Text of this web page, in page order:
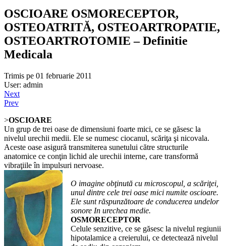
OSCIOARE OSMORECEPTOR,
OSTEOATRITĂ, OSTEOARTROPATIE,
OSTEOARTROTOMIE – Definitie
Medicala
Trimis pe 01 februarie 2011
User: admin
Next
Prev
>OSCIOARE
Un grup de trei oase de dimensiuni foarte mici, ce se găsesc la
nivelul urechii medii. Ele se numesc cio­canul, scăriţa şi nicovala.
Aceste oase asigură transmiterea sune­tului către structurile
anatomice ce conţin lichid ale urechii interne, care transformă
vibraţiile în impul­suri nervoase.
O imagine obţinută cu microscopul, a scăriţei,
unul dintre cele trei oase mici numite oscioare.
Ele sunt răspunzătoare de conducerea undelor
sonore In urechea medie.
OSMORECEPTOR
Celule senzitive, ce se găsesc la nivelul regiunii
hipotalamice a cre­ierului, ce detectează nivelul